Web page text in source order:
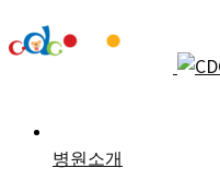
병원소개